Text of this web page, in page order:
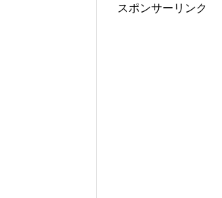
スポンサーリンク